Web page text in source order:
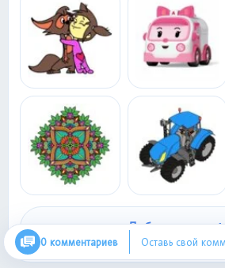
Добавить свою
0 комментариев Оставь свой